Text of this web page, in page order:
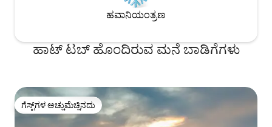
ಹವಾನಿಯಂತ್ರಣ
ಹಾಟ್ ಟಬ್ ಹೊಂದಿರುವ ಮನೆ ಬಾಡಿಗೆಗಳು
ಗೆಸ್ಟ್‌ಗಳ ಅಚ್ಚುಮೆಚ್ಚಿನದು
ಗೆಸ್ಟ್‌ಗಳ ಅಚ್ಚುಮೆಚ್ಚಿನದು